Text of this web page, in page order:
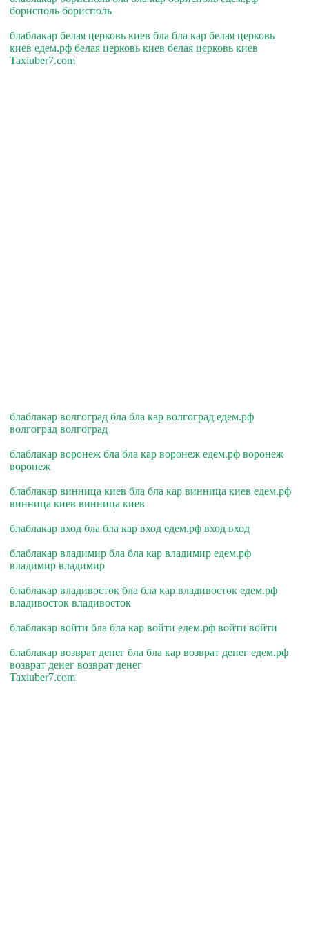
борисполь борисполь
блаблакар белая церковь киев бла бла кар белая церковь
киев едем.рф белая церковь киев белая церковь киев
Taxiuber7.com
блаблакар волгоград бла бла кар волгоград едем.рф
волгоград волгоград
блаблакар воронеж бла бла кар воронеж едем.рф воронеж
воронеж
блаблакар винница киев бла бла кар винница киев едем.рф
винница киев винница киев
блаблакар вход бла бла кар вход едем.рф вход вход
блаблакар владимир бла бла кар владимир едем.рф
владимир владимир
блаблакар владивосток бла бла кар владивосток едем.рф
владивосток владивосток
блаблакар войти бла бла кар войти едем.рф войти войти
блаблакар возврат денег бла бла кар возврат денег едем.рф
возврат денег возврат денег
Taxiuber7.com